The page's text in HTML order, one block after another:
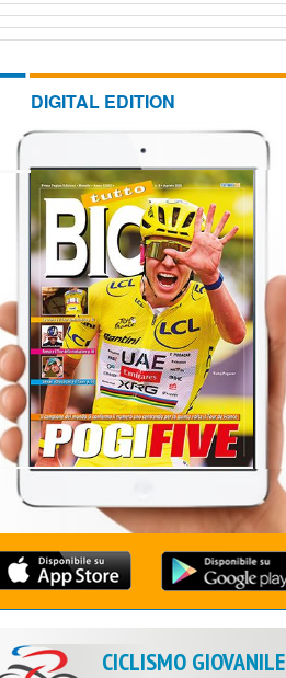
DIGITAL EDITION
CICLISMO GIOVANILE